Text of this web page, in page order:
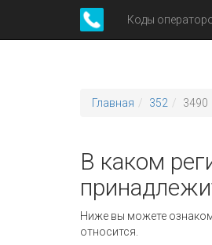
Коды
Главная 352 3490
В каком
Ниже вы можете
относится.